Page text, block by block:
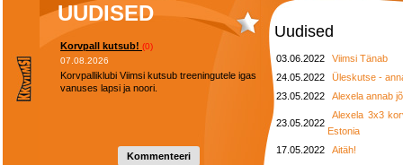
UUDISED
Korvpall kutsub! (0)
07.08.2026
Korvpalliklubi Viimsi kutsub treeningutele igas
vanuses lapsi ja noori.
Kommenteeri
Uudised
03.06.2022
Viimsi Tänab
24.05.2022
Üleskutse -
23.05.2022
Alexela annab
23.05.2022
Alexela 3x3
Estonia
17.05.2022
Aitäh!